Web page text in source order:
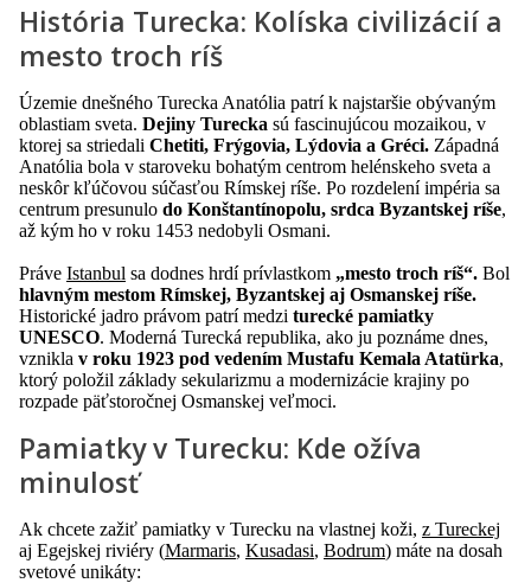
História Turecka: Kolíska civilizácií a
mesto troch ríš
Územie dnešného Turecka Anatólia patrí k najstaršie obývaným
oblastiam sveta. Dejiny Turecka sú fascinujúcou mozaikou, v
ktorej sa striedali Chetiti, Frýgovia, Lýdovia a Gréci. Západná
Anatólia bola v staroveku bohatým centrom helénskeho sveta a
neskôr kľúčovou súčasťou Rímskej ríše. Po rozdelení impéria sa
centrum presunulo do Konštantínopolu, srdca Byzantskej ríše,
až kým ho v roku 1453 nedobyli Osmani.
Práve Istanbul sa dodnes hrdí prívlastkom „mesto troch ríš“. Bol
hlavným mestom Rímskej, Byzantskej aj Osmanskej ríše.
Historické jadro právom patrí medzi turecké pamiatky
UNESCO. Moderná Turecká republika, ako ju poznáme dnes,
vznikla v roku 1923 pod vedením Mustafu Kemala Atatürka,
ktorý položil základy sekularizmu a modernizácie krajiny po
rozpade päťstoročnej Osmanskej veľmoci.
Pamiatky v Turecku: Kde ožíva
minulosť
Ak chcete zažiť pamiatky v Turecku na vlastnej koži, z Tureckej
aj Egejskej riviéry (Marmaris, Kusadasi, Bodrum) máte na dosah
svetové unikáty: